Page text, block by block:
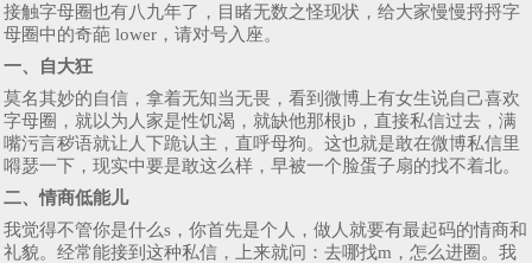
接触字母圈也有八九年了，目睹无数之怪现状，给大家慢慢捋捋字
母圈中的奇葩 lower，请对号入座。
一、自大狂
莫名其妙的自信，拿着无知当无畏，看到微博上有女生说自己喜欢
字母圈，就以为人家是性饥渴，就缺他那根jb，直接私信过去，满
嘴污言秽语就让人下跪认主，直呼母狗。这也就是敢在微博私信里
嘚瑟一下，现实中要是敢这么样，早被一个脸蛋子扇的找不着北。
二、情商低能儿
我觉得不管你是什么s，你首先是个人，做人就要有最起码的情商和
礼貌。经常能接到这种私信，上来就问：去哪找m，怎么进圈。我